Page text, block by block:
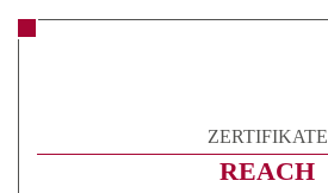
ZERTIFIKATE
REACH